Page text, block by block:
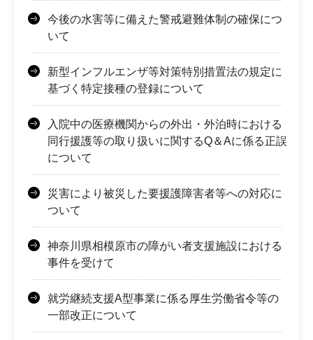
今後の水害等に備えた警戒避難体制の確保につ
いて
新型インフルエンザ等対策特別措置法の規定に
基づく特定接種の登録について
入院中の医療機関からの外出・外泊時における
同行援護等の取り扱いに関するQ＆Aに係る正誤
について
災害により被災した要援護障害者等への対応に
ついて
神奈川県相模原市の障がい者支援施設における
事件を受けて
就労継続支援A型事業に係る厚生労働省令等の
一部改正について